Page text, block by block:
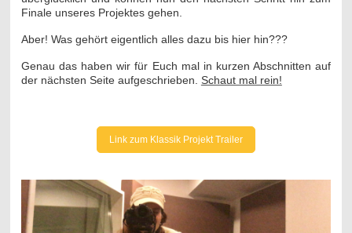
Finale unseres Projektes gehen.
Aber! Was gehört eigentlich alles dazu bis hier hin???
Genau das haben wir für Euch mal in kurzen Abschnitten auf
der nächsten Seite aufgeschrieben. Schaut mal rein!
Link zum Klassik Projekt Trailer